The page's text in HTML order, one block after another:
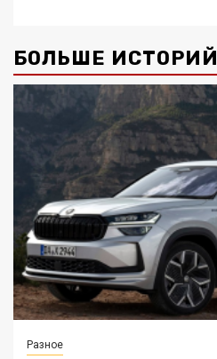
БОЛЬШЕ ИСТОРИЙ
Разное